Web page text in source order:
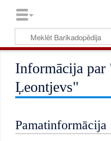
Informācija par
Ļeontjevs"
Pamatinformācija